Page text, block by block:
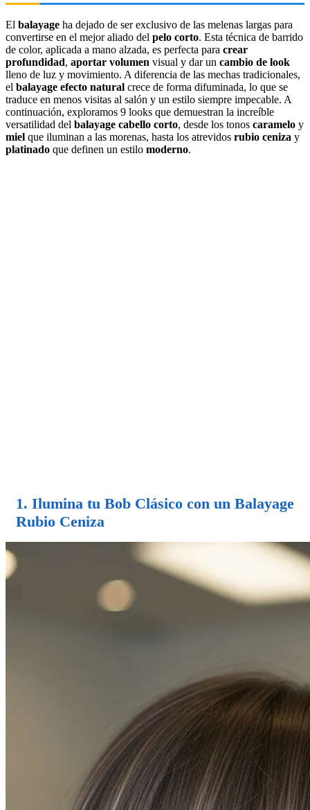
El balayage ha dejado de ser exclusivo de las melenas largas para
convertirse en el mejor aliado del pelo corto. Esta técnica de barrido
de color, aplicada a mano alzada, es perfecta para crear
profundidad, aportar volumen visual y dar un cambio de look
lleno de luz y movimiento. A diferencia de las mechas tradicionales,
el balayage efecto natural crece de forma difuminada, lo que se
traduce en menos visitas al salón y un estilo siempre impecable. A
continuación, exploramos 9 looks que demuestran la increíble
versatilidad del balayage cabello corto, desde los tonos caramelo y
miel que iluminan a las morenas, hasta los atrevidos rubio ceniza y
platinado que definen un estilo moderno.
1. Ilumina tu Bob Clásico con un Balayage
Rubio Ceniza